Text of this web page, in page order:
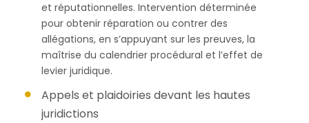
et réputationnelles. Intervention déterminée
pour obtenir réparation ou contrer des
allégations, en s’appuyant sur les preuves, la
maîtrise du calendrier procédural et l’effet de
levier juridique.
Appels et plaidoiries devant les hautes
juridictions